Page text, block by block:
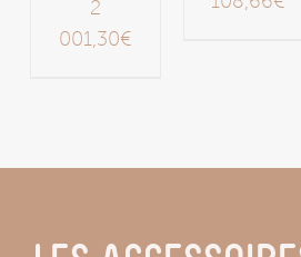
2
001,30€